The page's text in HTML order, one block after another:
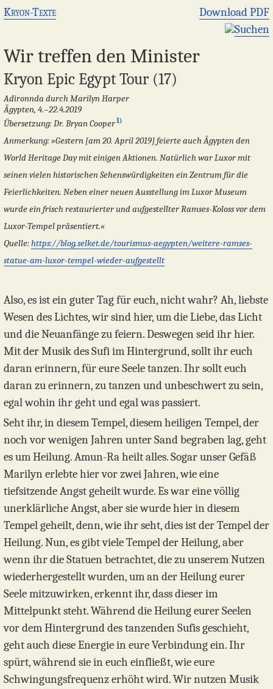
Kryon-Texte
Download PDF
Suchen
Wir treffen den Minister
Kryon Epic Egypt Tour (17)
Adironnda durch Marilyn Harper
Ägypten, 4.–22.4.2019
Übersetzung: Dr. Bryan Cooper1)
Anmerkung:»Gestern [am 20. April 2019] feierte auch Ägypten den
World Heritage Day mit einigen Aktionen. Natürlich war Luxor mit
seinen vielen historischen Sehenswürdigkeiten ein Zentrum für die
Feierlichkeiten. Neben einer neuen Ausstellung im Luxor Museum
wurde ein frisch restaurierter und aufgestellter Ramses-Koloss vor dem
Luxor-Tempel präsentiert.«
Quelle:https://blog.selket.de/tourismus-aegypten/weitere-ramses-
statue-am-luxor-tempel-wieder-aufgestellt
Also, es ist ein guter Tag für euch, nicht wahr? Ah, liebste
Wesen des Lichtes, wir sind hier, um die Liebe, das Licht
und die Neuanfänge zu feiern. Deswegen seid ihr hier.
Mit der Musik des Sufi im Hintergrund, sollt ihr euch
daran erinnern, für eure Seele tanzen. Ihr sollt euch
daran zu erinnern, zu tanzen und unbeschwert zu sein,
egal wohin ihr geht und egal was passiert.
Seht ihr, in diesem Tempel, diesem heiligen Tempel, der
noch vor wenigen Jahren unter Sand begraben lag, geht
es um Heilung. Amun-Ra heilt alles. Sogar unser Gefäß
Marilyn erlebte hier vor zwei Jahren, wie eine
tiefsitzende Angst geheilt wurde. Es war eine völlig
unerklärliche Angst, aber sie wurde hier in diesem
Tempel geheilt, denn, wie ihr seht, dies ist der Tempel der
Heilung. Nun, es gibt viele Tempel der Heilung, aber
wenn ihr die Statuen betrachtet, die zu unserem Nutzen
wiederhergestellt wurden, um an der Heilung eurer
Seele mitzuwirken, erkennt ihr, dass dieser im
Mittelpunkt steht. Während die Heilung eurer Seelen
vor dem Hintergrund des tanzenden Sufis geschieht,
geht auch diese Energie in eure Verbindung ein. Ihr
spürt, während sie in euch einfließt, wie eure
Schwingungsfrequenz erhöht wird. Wir nutzen Musik